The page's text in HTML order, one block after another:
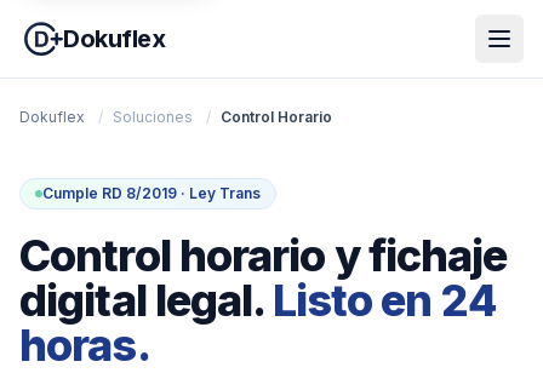
Dokuflex
Dokuflex / Soluciones / Control Horario
Cumple RD 8/2019 · Ley Trans
Control horario y fichaje
digital legal. Listo en 24
horas.